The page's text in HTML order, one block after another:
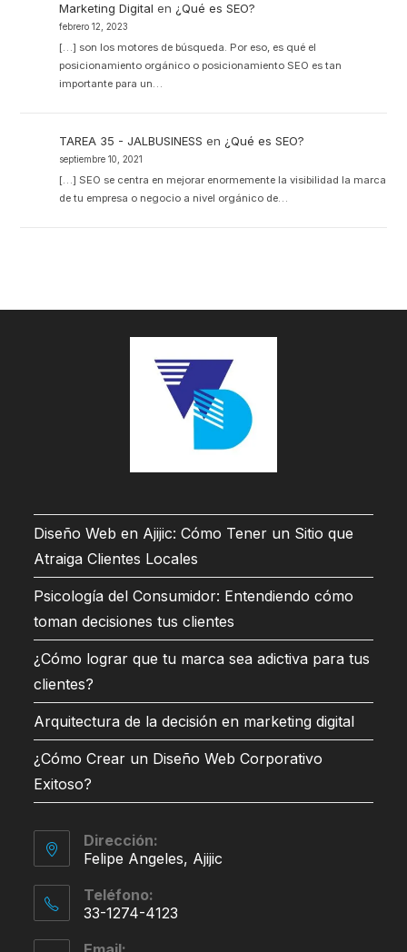
Marketing Digital en ¿Qué es SEO?
febrero 12, 2023
[…] son los motores de búsqueda. Por eso, es qué el
posicionamiento orgánico o posicionamiento SEO es tan
importante para un…
TAREA 35 - JALBUSINESS en ¿Qué es SEO?
septiembre 10, 2021
[…] SEO se centra en mejorar enormemente la visibilidad la marca
de tu empresa o negocio a nivel orgánico de…
Diseño Web en Ajijic: Cómo Tener un Sitio que
Atraiga Clientes Locales
Psicología del Consumidor: Entendiendo cómo
toman decisiones tus clientes
¿Cómo lograr que tu marca sea adictiva para tus
clientes?
Arquitectura de la decisión en marketing digital
¿Cómo Crear un Diseño Web Corporativo
Exitoso?
Dirección:
Felipe Angeles, Ajijic
Teléfono:
33-1274-4123